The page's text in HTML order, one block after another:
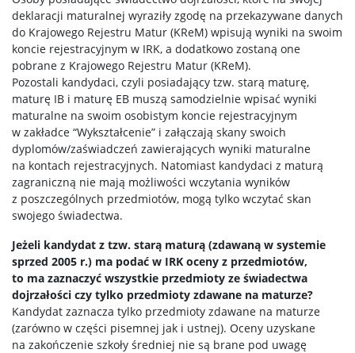
deklaracji maturalnej wyraziły zgodę na przekazywane danych
do Krajowego Rejestru Matur (KReM) wpisują wyniki na swoim
koncie rejestracyjnym w IRK, a dodatkowo zostaną one
pobrane z Krajowego Rejestru Matur (KReM).
Pozostali kandydaci, czyli posiadający tzw. starą maturę,
maturę IB i maturę EB muszą samodzielnie wpisać wyniki
maturalne na swoim osobistym koncie rejestracyjnym
w zakładce “Wykształcenie” i załączają skany swoich
dyplomów/zaświadczeń zawierających wyniki maturalne
na kontach rejestracyjnych. Natomiast kandydaci z maturą
zagraniczną nie mają możliwości wczytania wyników
z poszczególnych przedmiotów, mogą tylko wczytać skan
swojego świadectwa.
Jeżeli kandydat z tzw. starą maturą (zdawaną w systemie
sprzed 2005 r.) ma podać w IRK oceny z przedmiotów,
to ma zaznaczyć wszystkie przedmioty ze świadectwa
dojrzałości czy tylko przedmioty zdawane na maturze?
Kandydat zaznacza tylko przedmioty zdawane na maturze
(zarówno w części pisemnej jak i ustnej). Oceny uzyskane
na zakończenie szkoły średniej nie są brane pod uwagę